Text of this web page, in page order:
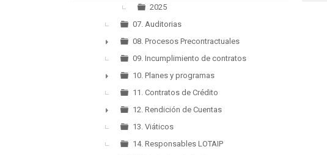
2025
07. Auditorias
►
08. Procesos Precontractuales
09. Incumplimiento de contratos
►
10. Planes y programas
11. Contratos de Crédito
►
12. Rendición de Cuentas
13. Viáticos
14. Responsables LOTAIP